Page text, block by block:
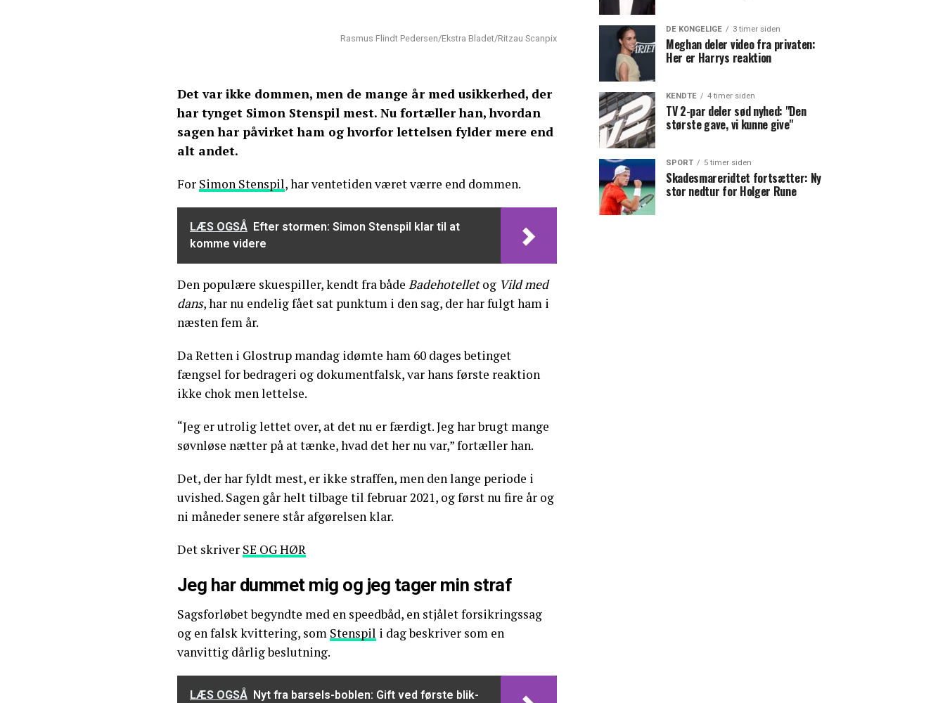
Rasmus Flindt Pedersen/Ekstra Bladet/Ritzau Scanpix
Det var ikke dommen, men de mange år med usikkerhed, der
har tynget Simon Stenspil mest. Nu fortæller han, hvordan
sagen har påvirket ham og hvorfor lettelsen fylder mere end
alt andet.
For Simon Stenspil, har ventetiden været værre end dommen.
LÆS OGSÅ Efter stormen: Simon Stenspil klar til at
komme videre
Den populære skuespiller, kendt fra både Badehotelletog Vild med
dans, har nu endelig fået sat punktum i den sag, der har fulgt ham i
næsten fem år.
Da Retten i Glostrup mandag idømte ham 60 dages betinget
fængsel for bedrageri og dokumentfalsk, var hans første reaktion
ikke chok men lettelse.
“Jeg er utrolig lettet over, at det nu er færdigt. Jeg har brugt mange
søvnløse nætter på at tænke, hvad det her nu var,” fortæller han.
Det, der har fyldt mest, er ikke straffen, men den lange periode i
uvished. Sagen går helt tilbage til februar 2021, og først nu fire år og
ni måneder senere står afgørelsen klar.
Det skriver SE OG HØR
Jeg har dummet mig og jeg tager min straf
Sagsforløbet begyndte med en speedbåd, en stjålet forsikringssag
og en falsk kvittering, som Stenspil i dag beskriver som en
vanvittig dårlig beslutning.
LÆS OGSÅ Nyt fra barsels-boblen: Gift ved første blik-
DE KONGELIGE 3 timer siden
Meghan deler video fra privaten:
Her er Harrys reaktion
KENDTE 4 timer siden
TV 2-par deler sød nyhed: "Den
største gave, vi kunne give"
SPORT 5 timer siden
Skadesmareridtet fortsætter: Ny
stor nedtur for Holger Rune